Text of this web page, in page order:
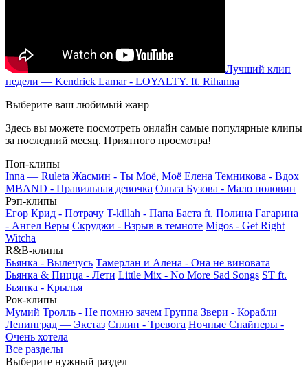
Лучший клип
недели — Kendrick Lamar - LOYALTY. ft. Rihanna
Выберите ваш любимый жанр
Здесь вы можете посмотреть онлайн самые популярные клипы
за последний месяц. Приятного просмотра!
Поп-клипы
Inna — Ruleta Жасмин - Ты Моё, Моё Елена Темникова - Вдох
MBAND - Правильная девочка Ольга Бузова - Мало половин
Рэп-клипы
Егор Крид - Потрачу T-killah - Папа Баста ft. Полина Гагарина
- Ангел Веры Скруджи - Взрыв в темноте Migos - Get Right
Witcha
R&B-клипы
Бьянка - Вылечусь Тамерлан и Алена - Она не виновата
Бьянка & Пицца - Лети Little Mix - No More Sad Songs ST ft.
Бьянка - Крылья
Рок-клипы
Мумий Тролль - Не помню зачем Группа Звери - Корабли
Ленинград — Экстаз Сплин - Тревога Ночные Снайперы -
Очень хотела
Все разделы
Выберите нужный раздел